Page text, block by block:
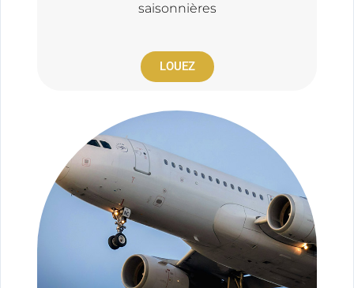
saisonnières
LOUEZ